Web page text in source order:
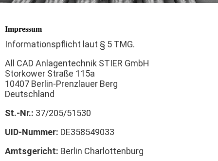
Impressum
Informationspflicht laut § 5 TMG.
All CAD Anlagentechnik STIER GmbH
Storkower Straße 115a
10407 Berlin-Prenzlauer Berg
Deutschland
St.-Nr.: 37/205/51530
UID-Nummer: DE358549033
Amtsgericht: Berlin Charlottenburg